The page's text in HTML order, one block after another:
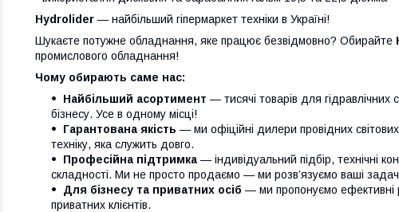
Hydrolider — найбільший гіпермаркет техніки в Україні!
Шукаєте потужне обладнання, яке працює безвідмовно? Обирайте
промислового обладнання!
Чому обирають саме нас:
Найбільший асортимент — тисячі товарів для гідравлічних
бізнесу. Усе в одному місці!
Гарантована якість — ми офіційні дилери провідних
техніку, яка служить довго.
Професійна підтримка — індивідуальний підбір, технічні
складності. Ми не просто продаємо — ми розв’язуємо ваші
Для бізнесу та приватних осіб — ми пропонуємо ефективні
приватних клієнтів.